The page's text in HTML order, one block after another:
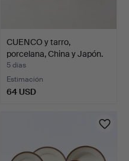
CUENCO y tarro,
porcelana, China y Japón.
5 días
Estimación
64 USD